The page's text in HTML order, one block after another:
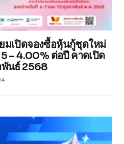
and website in this
time I comment.
มเปิดจองซื้อหุ้นกู้ชุดใหม่
– 4.00% ต่อปี คาดเปิด
พันธ์ 2568